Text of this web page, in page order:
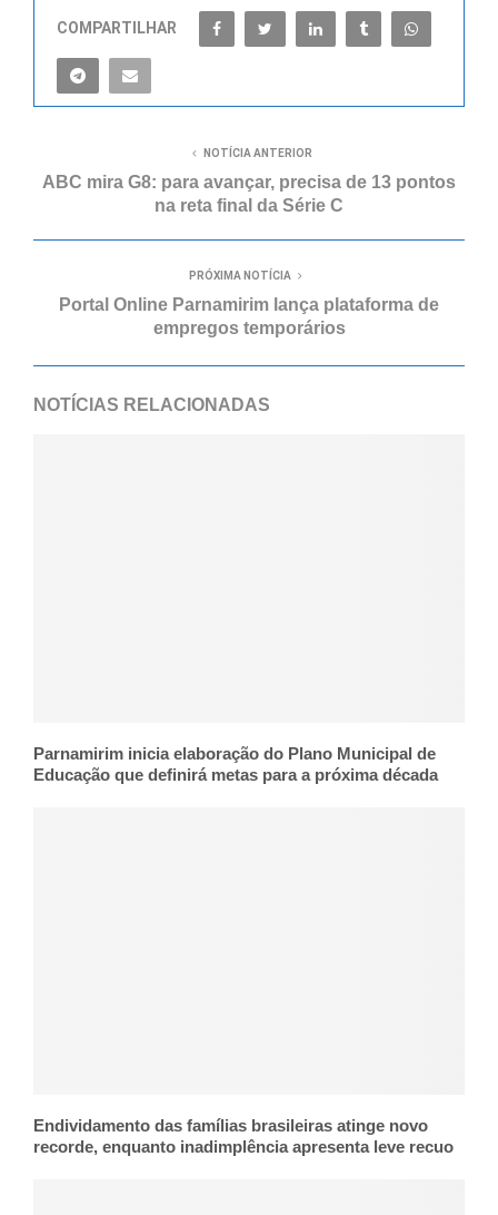
COMPARTILHAR
NOTÍCIA ANTERIOR
ABC mira G8: para avançar, precisa de 13 pontos
na reta final da Série C
PRÓXIMA NOTÍCIA
Portal Online Parnamirim lança plataforma de
empregos temporários
NOTÍCIAS RELACIONADAS
Parnamirim inicia elaboração do Plano Municipal de
Educação que definirá metas para a próxima década
Endividamento das famílias brasileiras atinge novo
recorde, enquanto inadimplência apresenta leve recuo